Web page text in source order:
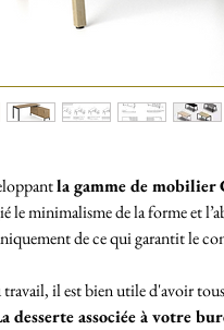
la gamme de mobilier
le minimalisme de la forme et
de ce qui garantit le
il est bien utile d'avoir tous
desserte associée à votre